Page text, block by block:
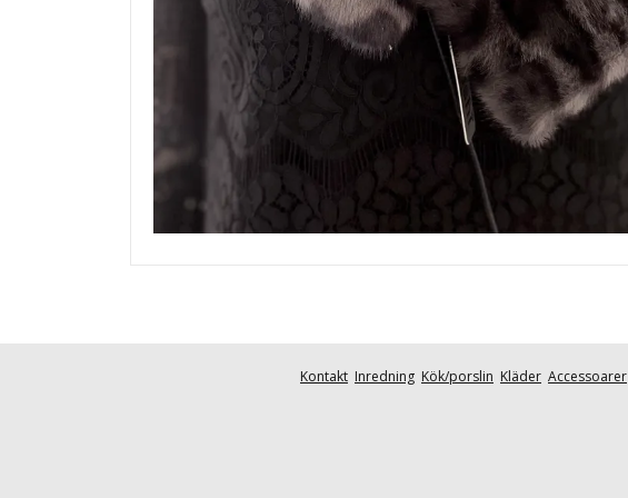
Kontakt Inredning Kök/porslin Kläder Accessoarer